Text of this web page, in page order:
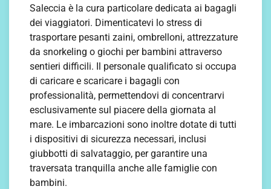
Saleccia è la cura particolare dedicata ai bagagli
dei viaggiatori. Dimenticatevi lo stress di
trasportare pesanti zaini, ombrelloni, attrezzature
da snorkeling o giochi per bambini attraverso
sentieri difficili. Il personale qualificato si occupa
di caricare e scaricare i bagagli con
professionalità, permettendovi di concentrarvi
esclusivamente sul piacere della giornata al
mare. Le imbarcazioni sono inoltre dotate di tutti
i dispositivi di sicurezza necessari, inclusi
giubbotti di salvataggio, per garantire una
traversata tranquilla anche alle famiglie con
bambini.